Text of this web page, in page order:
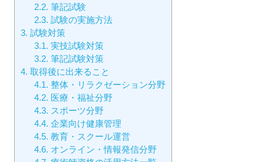
2.2. 筆記試験
2.3. 試験の実施方法
3. 試験対策
3.1. 実技試験対策
3.2. 筆記試験対策
4. 取得後に出来ること
4.1. 整体・リラクゼーション分野
4.2. 医療・福祉分野
4.3. スポーツ分野
4.4. 企業向け健康管理
4.5. 教育・スクール運営
4.6. オンライン・情報発信分野